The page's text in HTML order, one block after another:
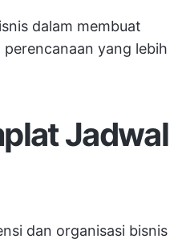
dalam membuat
yang lebih
Jadwal
dan organisasi bisnis